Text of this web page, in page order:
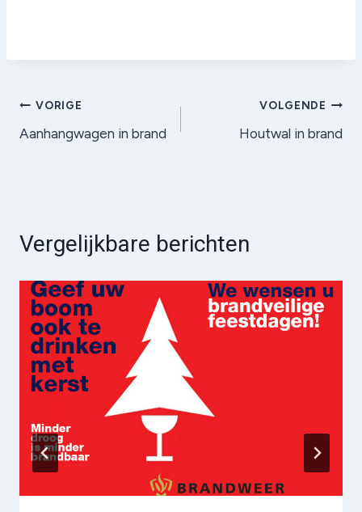
Bericht
navigatie
VORIGE
Aanhangwagen in brand
VOLGENDE
Houtwal in brand
Vergelijkbare berichten